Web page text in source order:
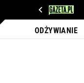
ODŻYWIANIE